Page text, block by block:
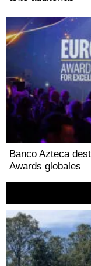
Banco Azteca
Awards globales